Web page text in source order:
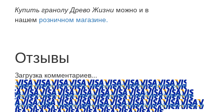
Купить гранолу Древо Жизни можно и в
нашем розничном магазине.
Отзывы
Загрузка комментариев...
Заказ можно оплатить любым способом: наличными
(Красноярск); пластиковой картой; в любом отделении
банка; QIWI, яндекс.деньгами; в платежных терминалах и